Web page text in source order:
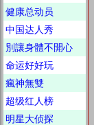
健康总动员
中国达人秀
別讓身體不開心
命运好好玩
瘋神無雙
超级红人榜
明星大侦探